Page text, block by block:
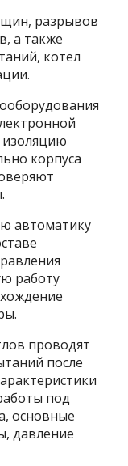
разрывов
а также
котел
изоляцию
корпуса
автоматику
работу
проводят
после
под
основные
давление